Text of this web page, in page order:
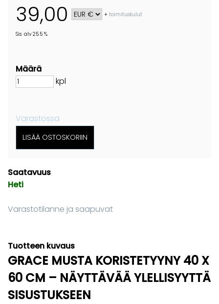
39,00 +toimituskulut
Sis. alv 25.5 %
Määrä
kpl
Varastossa
Saatavuus
Heti
Varastotilanne ja saapuvat
Tuotteen kuvaus
GRACE MUSTA KORISTETYYNY 40 X
60 CM – NÄYTTÄVÄÄ YLELLISYYTTÄ
SISUSTUKSEEN